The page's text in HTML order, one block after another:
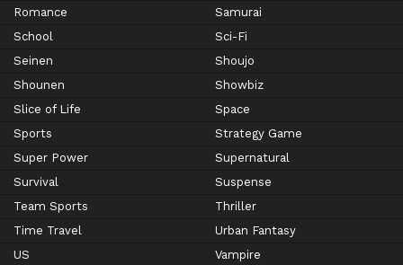
Romance
Samurai
School
Sci-Fi
Seinen
Shoujo
Shounen
Showbiz
Slice of Life
Space
Sports
Strategy Game
Super Power
Supernatural
Survival
Suspense
Team Sports
Thriller
Time Travel
Urban Fantasy
US
Vampire